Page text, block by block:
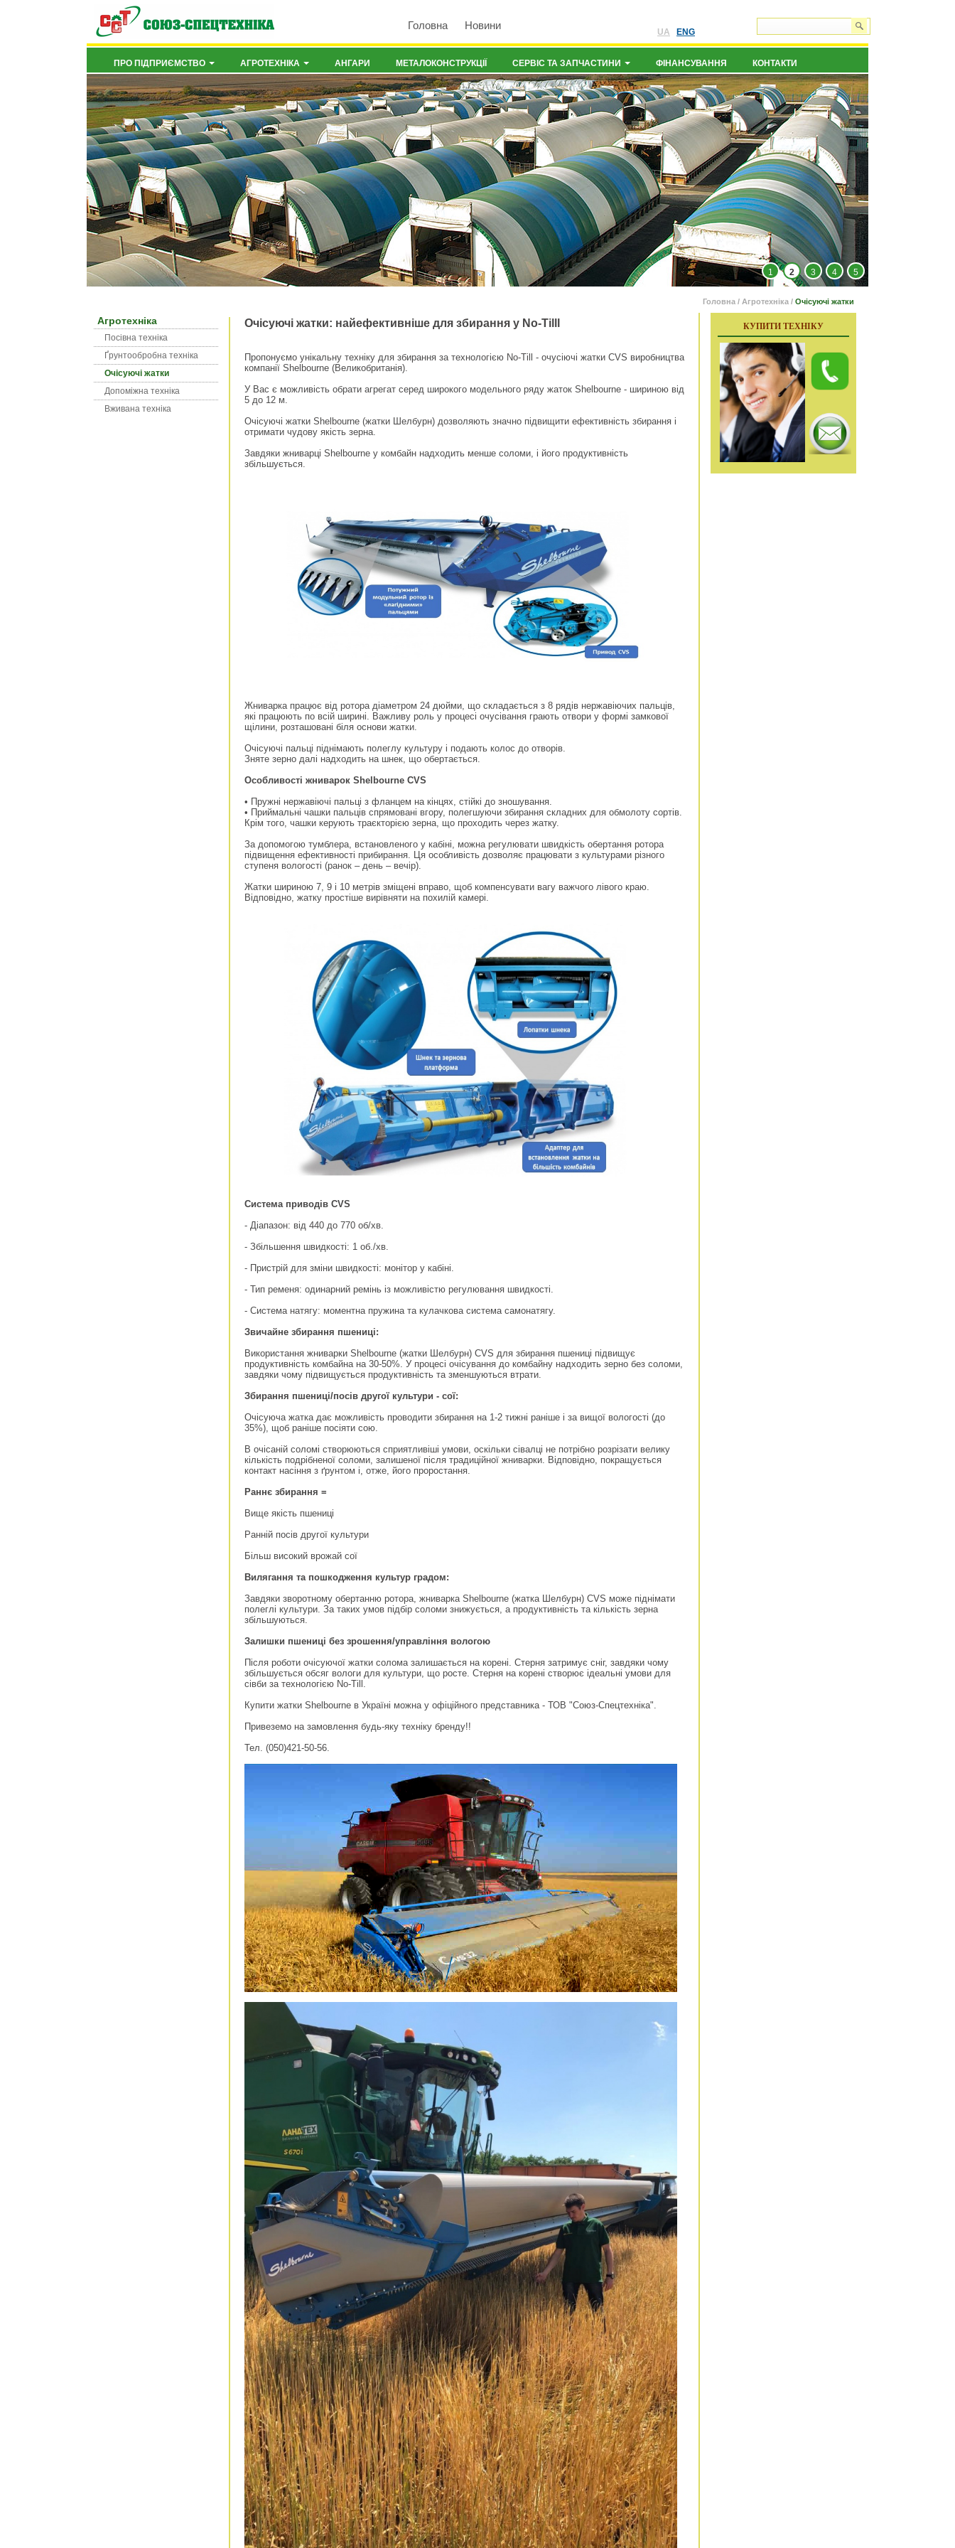
UA ENG
Головна Новини
ПРО ПІДПРИЄМСТВО АГРОТЕХНІКА АНГАРИ МЕТАЛОКОНСТРУКЦІЇ СЕРВІС ТА ЗАПЧАСТИНИ ФІНАНСУВАННЯ КОНТАКТИ
1 2 3 4 5
Головна / Агротехніка / Очісуючі жатки
КУПИТИ ТЕХНІКУ
Агротехніка
Посівна техніка
Ґрунтообробна техніка
Очісуючі жатки
Допоміжна техніка
Вживана техніка
Очісуючі жатки: найефективніше для збирання у No-Tilll
Пропонуємо унікальну техніку для збирання за технологією No-Till - очусіючі жатки CVS виробництва
компанії Shelbourne (Великобританія).
У Вас є можливість обрати агрегат серед широкого модельного ряду жаток Shelbourne - шириною від
5 до 12 м.
Очісуючі жатки Shelbourne (жатки Шелбурн) дозволяють значно підвищити ефективність збирання і
отримати чудову якість зерна.
Завдяки жниварці Shelbourne у комбайн надходить менше соломи, і його продуктивність
збільшується.
Жниварка працює від ротора діаметром 24 дюйми, що складається з 8 рядів нержавіючих пальців,
які працюють по всій ширині. Важливу роль у процесі очусівання грають отвори у формі замкової
щілини, розташовані біля основи жатки.
Очісуючі пальці піднімають полеглу культуру і подають колос до отворів.
Зняте зерно далі надходить на шнек, що обертається.
Особливості жниварок Shelbourne CVS
• Пружні нержавіючі пальці з фланцем на кінцях, стійкі до зношування.
• Приймальні чашки пальців спрямовані вгору, полегшуючи збирання складних для обмолоту сортів.
Крім того, чашки керують траєкторією зерна, що проходить через жатку.
За допомогою тумблера, встановленого у кабіні, можна регулювати швидкість обертання ротора
підвищення ефективності прибирання. Ця особливість дозволяє працювати з культурами різного
ступеня вологості (ранок – день – вечір).
Жатки шириною 7, 9 і 10 метрів зміщені вправо, щоб компенсувати вагу важчого лівого краю.
Відповідно, жатку простіше вирівняти на похилій камері.
Система приводів CVS
- Діапазон: від 440 до 770 об/хв.
- Збільшення швидкості: 1 об./хв.
- Пристрій для зміни швидкості: монітор у кабіні.
- Тип ременя: одинарний ремінь із можливістю регулювання швидкості.
- Система натягу: моментна пружина та кулачкова система самонатягу.
Звичайне збирання пшениці:
Використання жниварки Shelbourne (жатки Шелбурн) CVS для збирання пшениці підвищує
продуктивність комбайна на 30-50%. У процесі очісування до комбайну надходить зерно без соломи,
завдяки чому підвищується продуктивність та зменшуються втрати.
Збирання пшениці/посів другої культури - сої:
Очісуюча жатка дає можливість проводити збирання на 1-2 тижні раніше і за вищої вологості (до
35%), щоб раніше посіяти сою.
В очісаній соломі створюються сприятливіші умови, оскільки сівалці не потрібно розрізати велику
кількість подрібненої соломи, залишеної після традиційної жниварки. Відповідно, покращується
контакт насіння з ґрунтом і, отже, його проростання.
Раннє збирання =
Вище якість пшениці
Ранній посів другої культури
Більш високий врожай сої
Вилягання та пошкодження культур градом:
Завдяки зворотному обертанню ротора, жниварка Shelbourne (жатка Шелбурн) CVS може піднімати
полеглі культури. За таких умов підбір соломи знижується, а продуктивність та кількість зерна
збільшуються.
Залишки пшениці без зрошення/управління вологою
Після роботи очісуючої жатки солома залишається на корені. Стерня затримує сніг, завдяки чому
збільшується обсяг вологи для культури, що росте. Стерня на корені створює ідеальні умови для
сівби за технологією No-Till.
Купити жатки Shelbourne в Україні можна у офіційного представника - ТОВ "Союз-Спецтехніка".
Привеземо на замовлення будь-яку техніку бренду!!
Тел. (050)421-50-56.